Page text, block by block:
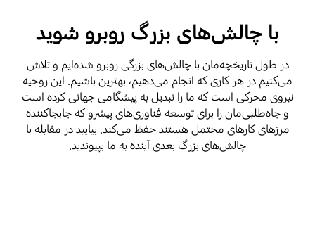
بخشی از نوآوری
هدف‌دار باشید
با چالش‌های بزرگ روبرو شوید
در طول تاریخچه‌مان با چالش‌های بزرگی روبرو شده‌ایم و تلاش
می‌کنیم در هر کاری که انجام می‌دهیم، بهترین باشیم. این روحیه
نیروی محرکی است که ما را تبدیل به پیشگامی جهانی کرده است
و جاه‌طلبی‌مان را برای توسعه فناوری‌های پیشرو که جابجاکننده
مرزهای کارهای محتمل هستند حفظ می‌کند. بیایید در مقابله با
چالش‌های بزرگ بعدی آینده به ما بپیوندید.